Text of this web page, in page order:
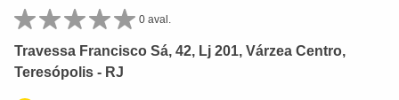
0 aval.
Travessa Francisco Sá, 42, Lj 201, Várzea Centro,
Teresópolis - RJ